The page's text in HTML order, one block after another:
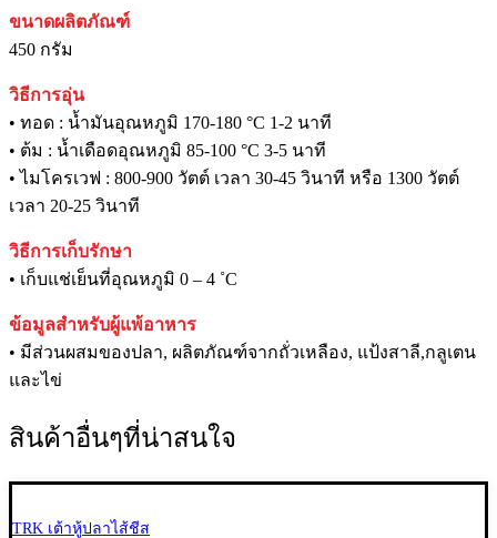
ขนาดผลิตภัณฑ์
450 กรัม
วิธีการอุ่น
• ทอด : น้ำมันอุณหภูมิ 170-180 °C 1-2 นาที
• ต้ม : น้ำเดือดอุณหภูมิ 85-100 °C 3-5 นาที
• ไมโครเวฟ : 800-900 วัตต์ เวลา 30-45 วินาที หรือ 1300 วัตต์
เวลา 20-25 วินาที
วิธีการเก็บรักษา
• เก็บแช่เย็นที่อุณหภูมิ 0 – 4 ˚C
ข้อมูลสำหรับผู้แพ้อาหาร
• มีส่วนผสมของปลา, ผลิตภัณฑ์จากถั่วเหลือง, แป้งสาลี,กลูเตน
และไข่
สินค้าอื่นๆที่น่าสนใจ
TRK เต้าหู้ปลาไส้ชีส